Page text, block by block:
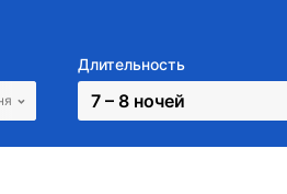
Длительность
7 – 8 ночей